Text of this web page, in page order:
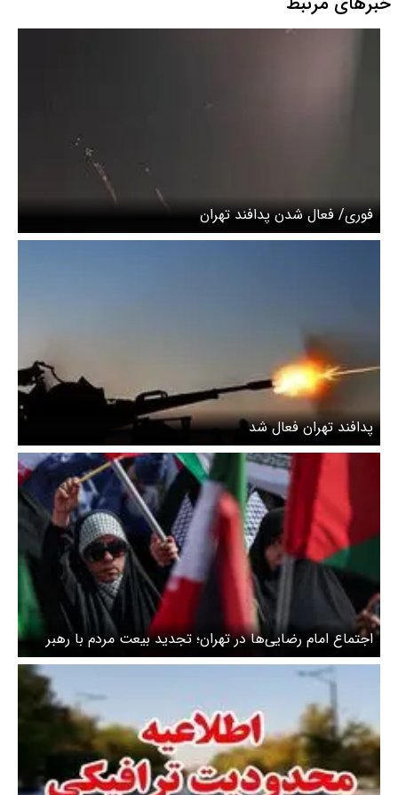
فوری/ فعال شدن پدافند تهران
پدافند تهران فعال شد
اجتماع امام رضایی‌ها در تهران؛ تجدید بیعت مردم با رهبر
انقلاب